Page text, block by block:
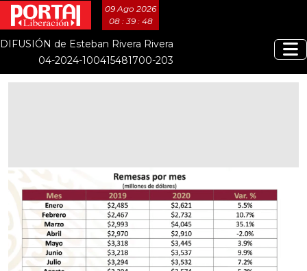
09 Ago 2026
08 : 39 : 48
DIFUSIÓN de Esteban Rivera Rivera
04-2024-100415481700-203